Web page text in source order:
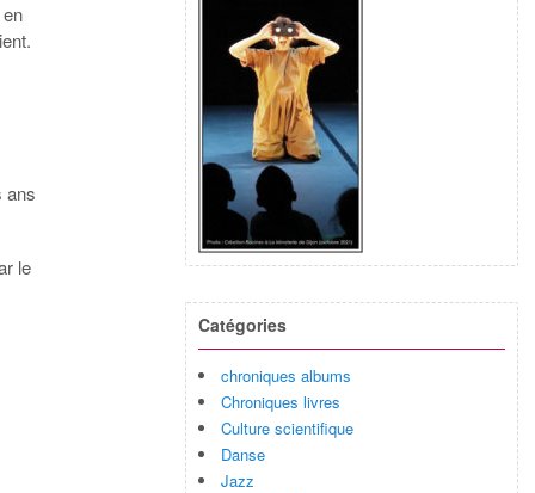
ans
le
Catégories
chroniques albums
Chroniques livres
Culture scientifique
Danse
Jazz